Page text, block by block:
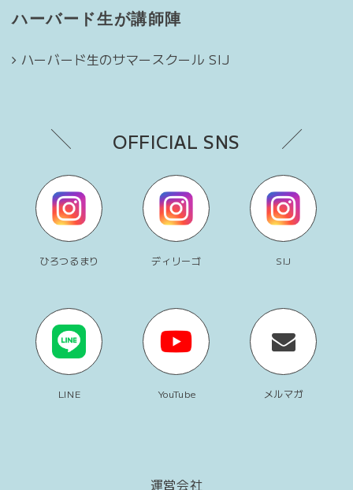
ハーバード生が講師陣
ハーバード生のサマースクール SIJ
OFFICIAL SNS
ひろつるまり ディリーゴ SIJ
LINE YouTube メルマガ
運営会社